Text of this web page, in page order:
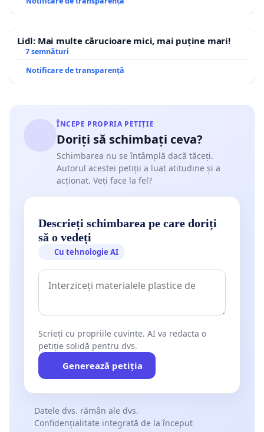
Lidl: Mai multe cărucioare mici, mai puține mari!
7 semnături
Notificare de transparență
ÎNCEPE PROPRIA PETIȚIE
Doriți să schimbați ceva?
Schimbarea nu se întâmplă dacă tăceți.
Autorul acestei petiții a luat atitudine și a
acționat. Veți face la fel?
Descrieți schimbarea pe care doriți
să o vedeți
Cu tehnologie AI
Scrieți cu propriile cuvinte. AI va redacta o
petiție solidă pentru dvs.
Generează petiția
Datele dvs. rămân ale dvs.
Confidențialitate integrată de la început